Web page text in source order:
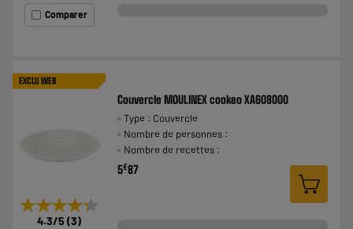
Comparer
EXCLU WEB
★★★★★
★★★★★
4.3/5 (3)
Couvercle MOULINEX cookeo XA608000
Type : Couvercle
Nombre de personnes :
Nombre de recettes :
5€87